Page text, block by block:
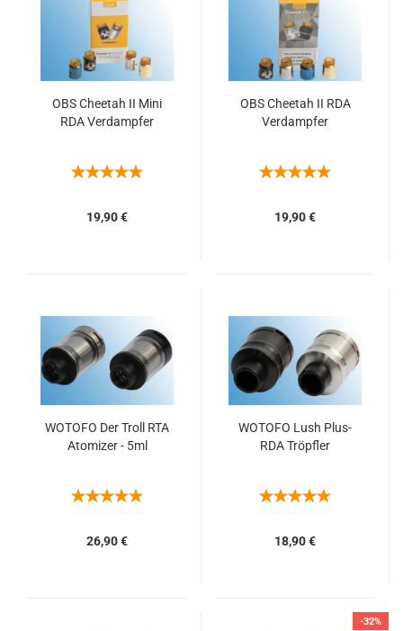
OBS Cheetah II Mini
RDA Verdampfer
19,90 €
OBS Cheetah II RDA
Verdampfer
19,90 €
WOTOFO Der Troll RTA
Atomizer - 5ml
26,90 €
WOTOFO Lush Plus-
RDA Tröpfler
18,90 €
-32%